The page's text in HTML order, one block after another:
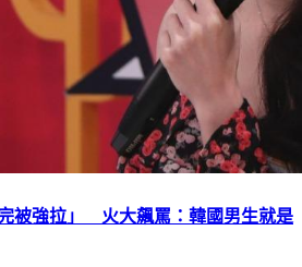
被強拉」 火大飆罵：韓國男生就是